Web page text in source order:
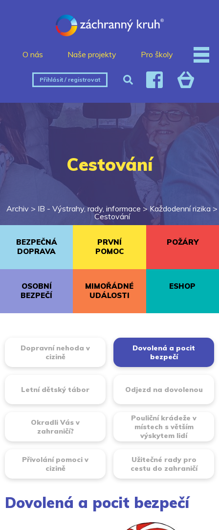
O nás Naše projekty Pro školy
Přihlásit / registrovat
Cestování
Archiv > IB - Výstrahy, rady, informace >Každodenní rizika >
Cestování
BEZPEČNÁ
DOPRAVA
PRVNÍ
POMOC
POŽÁRY
OSOBNÍ
BEZPEČÍ
MIMOŘÁDNÉ
UDÁLOSTI
ESHOP
Dopravní nehoda v
cizině
Dovolená a pocit
bezpečí
Letní dětský tábor Odjezd na dovolenou
Okradli Vás v
zahraničí?
Pouliční krádeže v
místech s větším
výskytem lidí
Přivolání pomoci v
cizině
Užitečné rady pro
cestu do zahraničí
Dovolená a pocit bezpečí